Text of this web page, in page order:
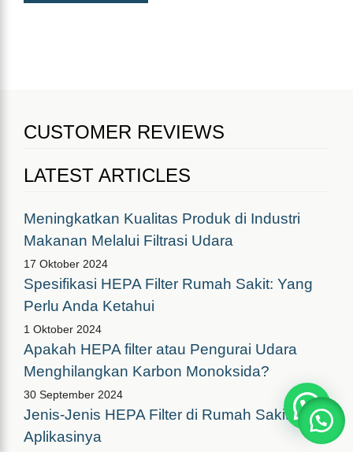
CUSTOMER REVIEWS
LATEST ARTICLES
Meningkatkan Kualitas Produk di Industri
Makanan Melalui Filtrasi Udara
17 Oktober 2024
Spesifikasi HEPA Filter Rumah Sakit: Yang
Perlu Anda Ketahui
1 Oktober 2024
Apakah HEPA filter atau Pengurai Udara
Menghilangkan Karbon Monoksida?
30 September 2024
Jenis-Jenis HEPA Filter di Rumah Sakit dan
Aplikasinya